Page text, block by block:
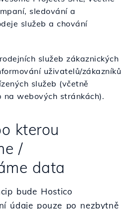
sledování a
služeb a chování
služeb zákaznických
uživatelů/zákazníků
služeb (včetně
na webových stránkách).
kterou
/
data
bude Hostico
údaje pouze po nezbytně